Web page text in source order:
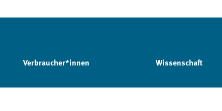
Verbraucher*innen Wissenschaft